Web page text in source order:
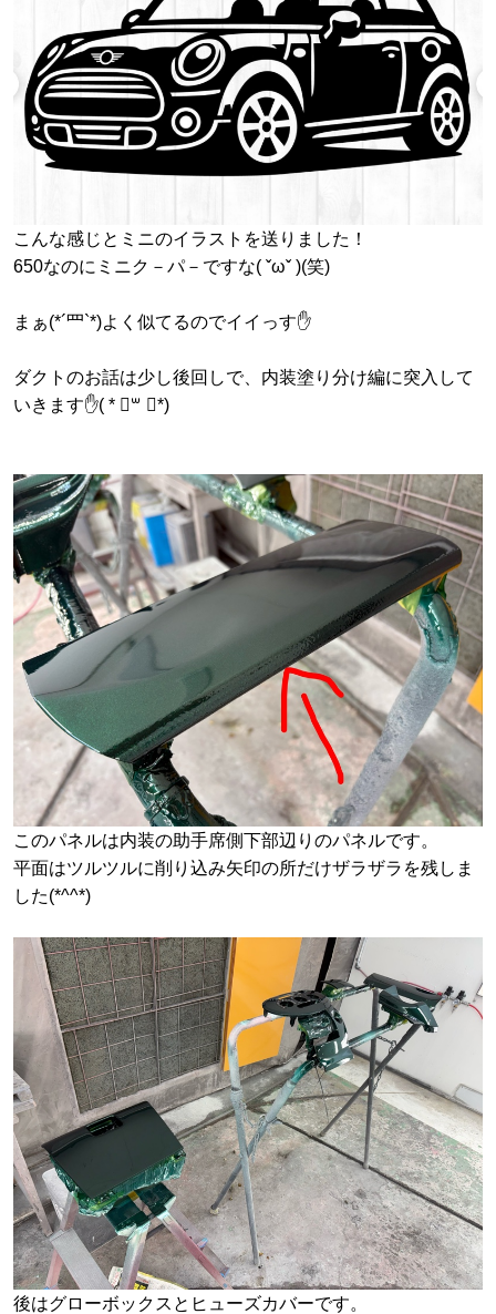
こんな感じとミニのイラストを送りました！
650なのにミニク－パ－ですな( ˇωˇ )(笑)
まぁ(*´罒`*)よく似てるのでイイっす✋
ダクトのお話は少し後回しで、内装塗り分け編に突入して
いきます✋( * ॑꒳ ॑*)
このパネルは内装の助手席側下部辺りのパネルです。
平面はツルツルに削り込み矢印の所だけザラザラを残しま
した(*^^*)
後はグローボックスとヒューズカバーです。